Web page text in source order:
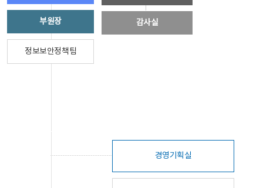
부원장
정보보안정책팀
감사실
경영기획실